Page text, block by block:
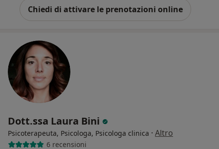
Chiedi di attivare le prenotazioni online
Dott.ssa Laura Bini
Psicoterapeuta, Psicologa, Psicologa clinica · Altro
6 recensioni